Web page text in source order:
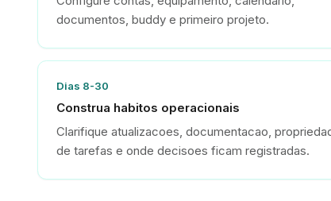
documentos, buddy e primeiro projeto.
Dias 8-30
Construa habitos operacionais
Clarifique atualizacoes, documentacao,
de tarefas e onde decisoes ficam registradas.